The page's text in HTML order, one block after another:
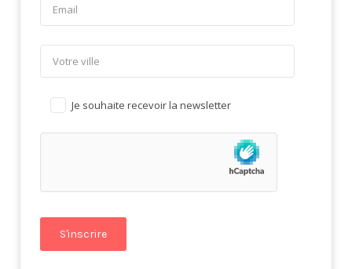
Je souhaite recevoir la newsletter